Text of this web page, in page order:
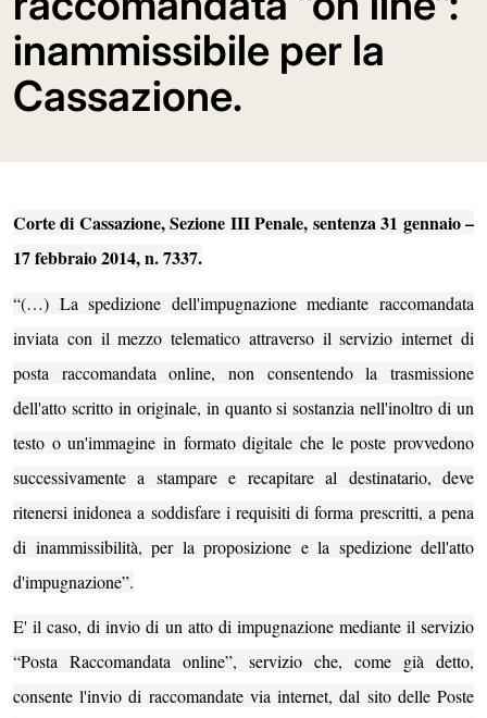
inammissibile per la
Cassazione.
Corte di Cassazione, Sezione III Penale, sentenza 31 gennaio –
17 febbraio 2014, n. 7337.
“(…) La spedizione dell'impugnazione mediante raccomandata
inviata con il mezzo telematico attraverso il servizio internet di
posta raccomandata online, non consentendo la trasmissione
dell'atto scritto in originale, in quanto si sostanzia nell'inoltro di un
testo o un'immagine in formato digitale che le poste provvedono
successivamente a stampare e recapitare al destinatario, deve
ritenersi inidonea a soddisfare i requisiti di forma prescritti, a pena
di inammissibilità, per la proposizione e la spedizione dell'atto
d'impugnazione”.
E' il caso, di invio di un atto di impugnazione mediante il servizio
“Posta Raccomandata online”, servizio che, come già detto,
consente l'invio di raccomandate via internet, dal sito delle Poste